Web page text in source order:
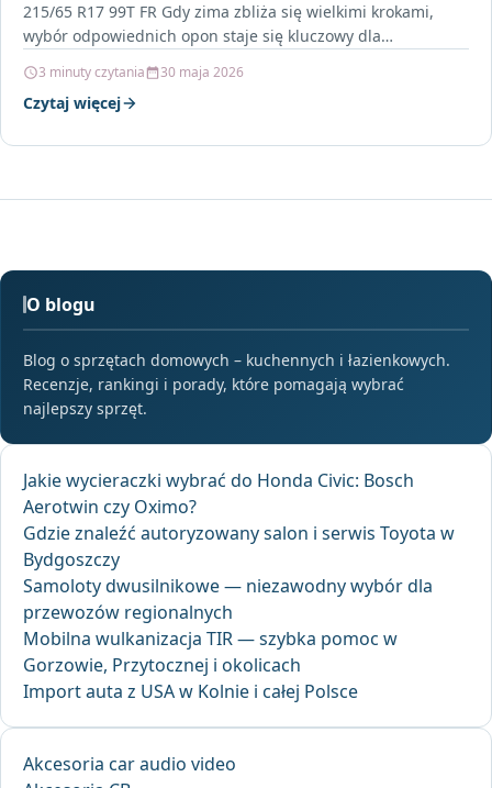
215/65 R17 99T FR Gdy zima zbliża się wielkimi krokami,
wybór odpowiednich opon staje się kluczowy dla…
3 minuty czytania 30 maja 2026
Czytaj więcej
O blogu
Blog o sprzętach domowych – kuchennych i łazienkowych.
Recenzje, rankingi i porady, które pomagają wybrać
najlepszy sprzęt.
Jakie wycieraczki wybrać do Honda Civic: Bosch
Aerotwin czy Oximo?
Gdzie znaleźć autoryzowany salon i serwis Toyota w
Bydgoszczy
Samoloty dwusilnikowe — niezawodny wybór dla
przewozów regionalnych
Mobilna wulkanizacja TIR — szybka pomoc w
Gorzowie, Przytocznej i okolicach
Import auta z USA w Kolnie i całej Polsce
Akcesoria car audio video